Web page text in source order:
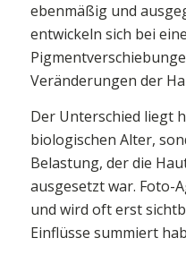
ebenmäßig und
entwickeln sich bei
Veränderungen der
Der Unterschied liegt
biologischen Alter,
Belastung, der die
ausgesetzt war. Foto-
und wird oft erst
Einflüsse summiert